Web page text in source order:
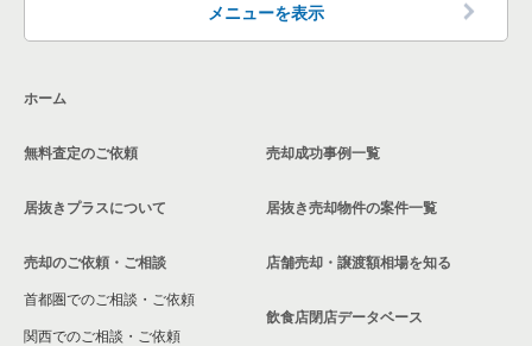
高石市の飲食店の居抜き売却物件の案件一覧
大阪市鶴見区の飲食店の居抜き売却物件の案件一覧
大阪市浪速区の飲食店の居抜き売却物件の案件一覧
八尾市の飲食店の居抜き売却物件の案件一覧
大東市の飲食店の居抜き売却物件の案件一覧
メニューを表示
ホーム
無料査定のご依頼
居抜きプラスについて
売却のご依頼・ご相談
首都圏でのご相談・ご依頼
関西でのご相談・ご依頼
売却成功事例一覧
居抜き売却物件の案件一覧
店舗売却・譲渡額相場を知る
飲食店閉店データベース